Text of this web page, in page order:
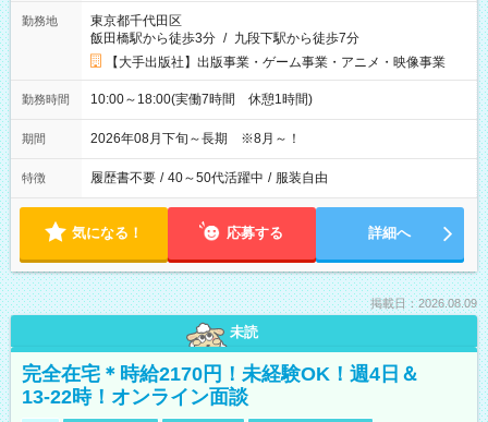
勤務地
東京都千代田区
飯田橋駅から徒歩3分 / 九段下駅から徒歩7分
【大手出版社】出版事業・ゲーム事業・アニメ・映像事業
勤務時間 10:00～18:00(実働7時間 休憩1時間)
期間 2026年08月下旬～長期 ※8月～！
特徴 履歴書不要 / 40～50代活躍中 / 服装自由
気になる！ 応募する 詳細へ
掲載日：2026.08.09
未読
完全在宅＊時給2170円！未経験OK！週4日＆
13-22時！オンライン面談